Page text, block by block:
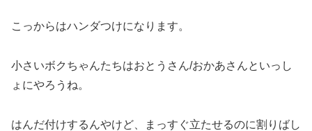
こっからはハンダつけになります。
小さいボクちゃんたちはおとうさん/おかあさんといっし
ょにやろうね。
はんだ付けするんやけど、まっすぐ立たせるのに割りばし